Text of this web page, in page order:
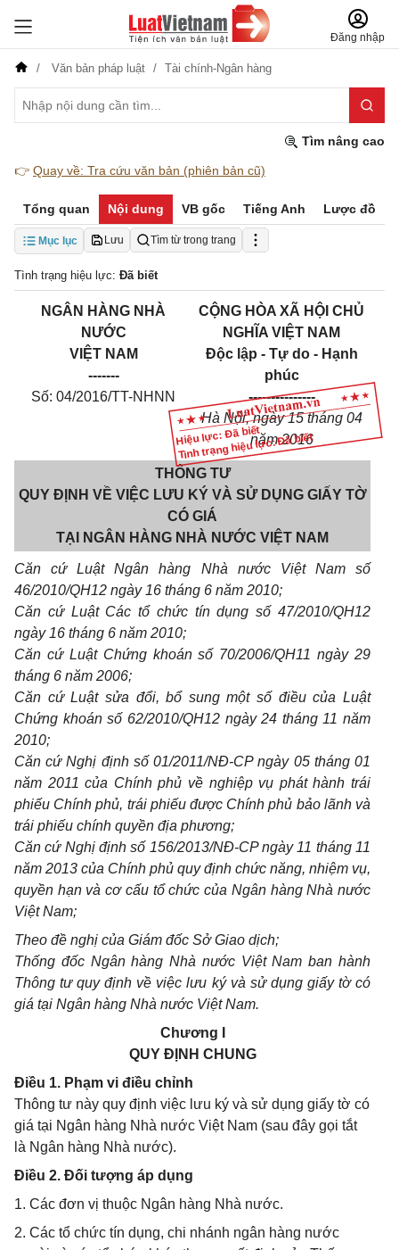
Đăng nhập
Văn bản pháp luật Tài chính-Ngân hàng
Tìm nâng cao
👉 Quay về: Tra cứu văn bản (phiên bản cũ)
Tổng quan Nội dung VB gốc Tiếng Anh Lược đồ
Mục lục Lưu Tìm từ trong trang
Tình trạng hiệu lực: Đã biết
Hiệu lực: Đã biết
Tình trạng hiệu lực: Đã biết
NGÂN HÀNG NHÀ
NƯỚC
VIỆT NAM
-------
Số: 04/2016/TT-NHNN
CỘNG HÒA XÃ HỘI CHỦ
NGHĨA VIỆT NAM
Độc lập - Tự do - Hạnh
phúc
---------------
Hà Nội, ngày15tháng 04
năm 2016
THÔNG TƯ
QUY ĐỊNH VỀ VIỆC LƯU KÝ VÀ SỬ DỤNG GIẤY TỜ
CÓ GIÁ
TẠI NGÂN HÀNG NHÀ NƯỚC VIỆT NAM
Căn cứ Luật Ngân hàng Nhà nước Việt Nam số
46/2010/QH12 ngày 16 tháng 6 năm 2010;
Căn cứ Luật Các tổ chức tín dụng số 47/2010/QH12
ngày 16 tháng 6 năm 2010;
Căn cứ Luật Chứng khoánsố 70/2006/QH11 ngày 29
tháng 6 năm 2006;
Căn cứ Luật sửa đổi, bổ sung một số điều của Luật
Chứng khoán số 62/2010/QH12 ngày 24 tháng 11 năm
2010;
Căn cứNghị định số01/2011/NĐ-CP ngày 05 tháng 01
năm 2011 của Chính phủ về nghiệp vụ phát hành trái
phiếu Chính phủ, trái phiếu được Chính phủ bảo lãnh và
trái phiếu chính quyền địa phương;
Căn cứ Nghị định số 156/2013/NĐ-CP ngày 11 tháng 11
năm 2013 của Chính phủ quy định chức năng, nhiệm vụ,
quyền hạn vàcơ cấu tổ chức của Ngân hàng Nhà nước
Việt Nam;
Theo đề nghị của Giám đốc Sở Giao dịch;
Thống đốc Ngân hàng Nhà nước Việt Nam ban hành
Thông tư quy định về việc lưu ký và sử dụng giấy tờ có
giá tại Ngân hàng Nhà nước Việt Nam.
Chương I
QUY ĐỊNH CHUNG
Điều 1. Phạm vi điều chỉnh
Thông tư này quy định việc lưu ký và sử dụng giấy tờ có
giá tại Ngân hàng Nhà nước Việt Nam (sau đây gọi tắt
là Ngân hàng Nhà nước).
Điều 2. Đối tượng áp dụng
1. Các đơn vị thuộc Ngân hàng Nhà nước.
2. Các tổ chức tín dụng, chi nhánh ngân hàng nước